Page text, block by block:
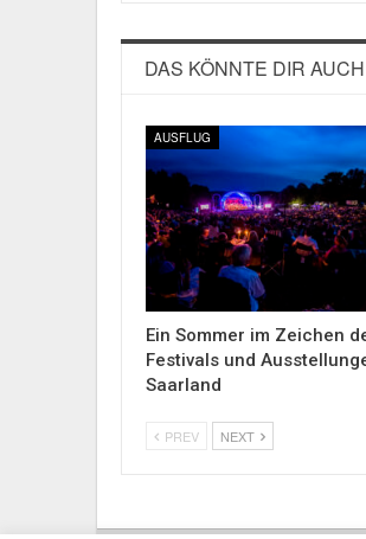
DAS KÖNNTE DIR
AUSFLUG
Ein Sommer im Zeichen
Festivals und
Saarland
PREV NEXT